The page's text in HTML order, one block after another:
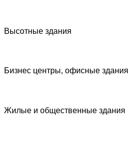
Высотные здания
Бизнес центры, офисные здания
Жилые и общественные здания